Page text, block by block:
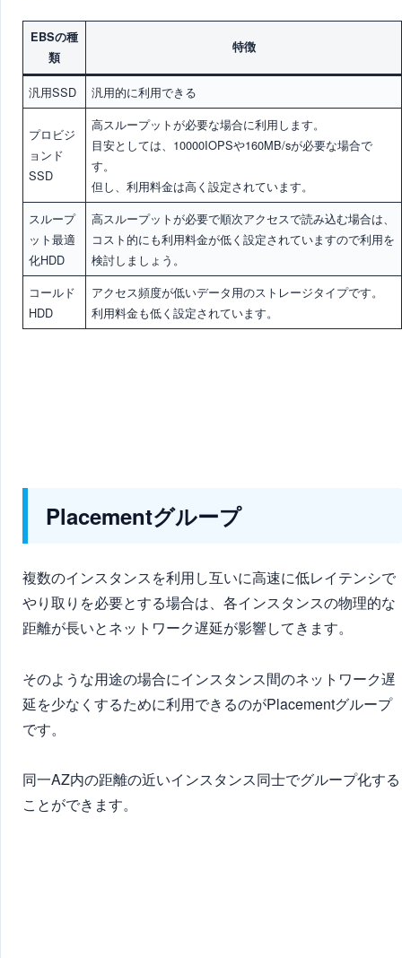
EBSの種
類
特徴
汎用SSD 汎用的に利用できる
プロビジ
ョンド
SSD
高スループットが必要な場合に利用します。
目安としては、10000IOPSや160MB/sが必要な場合で
す。
但し、利用料金は高く設定されています。
スループ
ット最適
化HDD
高スループットが必要で順次アクセスで読み込む場合は、
コスト的にも利用料金が低く設定されていますので利用を
検討しましょう。
コールド
HDD
アクセス頻度が低いデータ用のストレージタイプです。
利用料金も低く設定されています。
Placementグループ
複数のインスタンスを利用し互いに高速に低レイテンシで
やり取りを必要とする場合は、各インスタンスの物理的な
距離が長いとネットワーク遅延が影響してきます。
そのような用途の場合にインスタンス間のネットワーク遅
延を少なくするために利用できるのがPlacementグループ
です。
同一AZ内の距離の近いインスタンス同士でグループ化する
ことができます。